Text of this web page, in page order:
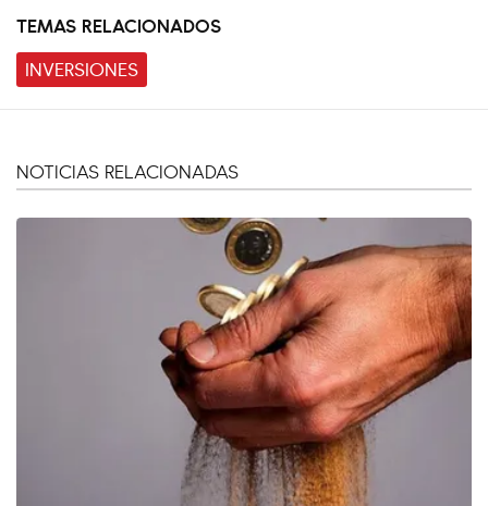
TEMAS RELACIONADOS
INVERSIONES
NOTICIAS RELACIONADAS